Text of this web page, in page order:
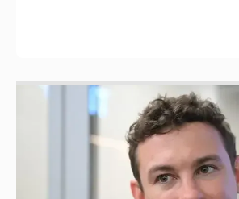
Никита Кологривый